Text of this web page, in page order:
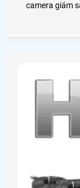
camera giám